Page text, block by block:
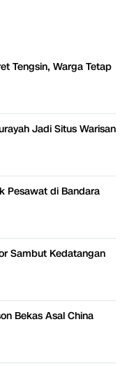
Tengsin, Warga Tetap
Jadi Situs Warisan
Pesawat di Bandara
Sambut Kedatangan
Bekas Asal China